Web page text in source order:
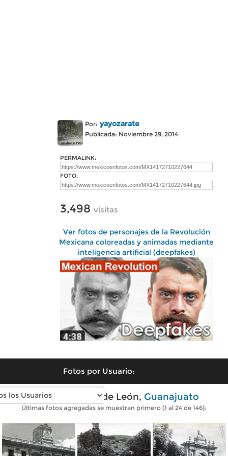
Por: yayozarate
Publicada: Noviembre 29, 2014
PERMALINK:
FOTO:
3,498 visitas
Ver fotos de personajes de la Revolución
Mexicana coloreadas y animadas mediante
inteligencia artificial (deepfakes)
Fotos por Usuario:
Fotos antiguas de León, Guanajuato
Últimas fotos agregadas se muestran primero (1 al 24 de 146):